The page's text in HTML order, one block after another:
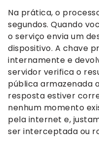
Na prática, o
segundos. Quando
o serviço envia um
dispositivo. A chave
internamente e
servidor verifica o
pública armazenada
resposta estiver
nenhum momento
pela internet e,
ser interceptada ou